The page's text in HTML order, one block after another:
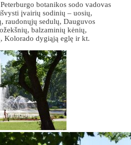
botanikos sodo vadovas
įvairių sodinių – uosių,
raudonųjų sedulų, Dauguvos
balzaminių kėnių,
Kolorado dygiąją eglę ir kt.